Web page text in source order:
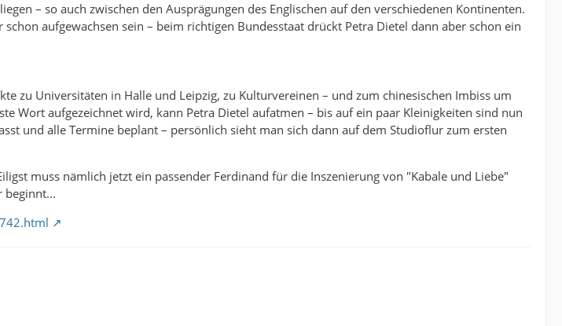
– so auch zwischen den Ausprägungen des Englischen auf den verschiedenen Kontinenten.
aufgewachsen sein – beim richtigen Bundesstaat drückt Petra Dietel dann aber schon ein
zu Universitäten in Halle und Leipzig, zu Kulturvereinen – und zum chinesischen Imbiss um
Wort aufgezeichnet wird, kann Petra Dietel aufatmen – bis auf ein paar Kleinigkeiten sind nun
und alle Termine beplant – persönlich sieht man sich dann auf dem Studioflur zum ersten
muss nämlich jetzt ein passender Ferdinand für die Inszenierung von "Kabale und Liebe"
beginnt...